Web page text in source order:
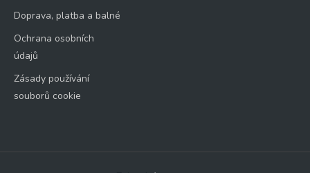
Doprava, platba a balné
Ochrana osobních
údajů
Zásady používání
souborů cookie